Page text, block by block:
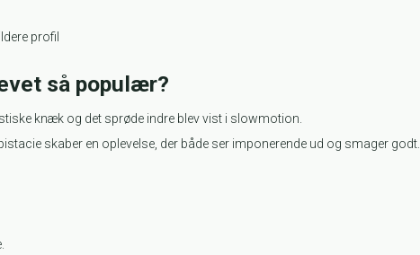
profil
så populær?
knæk og det sprøde indre blev vist i slowmotion.
skaber en oplevelse, der både ser imponerende ud og smager godt.